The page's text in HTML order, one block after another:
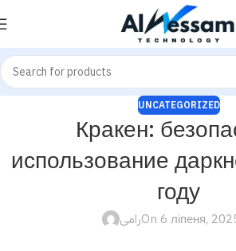
UNCATEGORIZED
Кракен:
использование
году
رامىOn 6 ліпеня,